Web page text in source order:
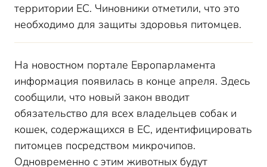
территории ЕС. Чиновники отметили, что это
необходимо для защиты здоровья питомцев.
На новостном портале Европарламента
информация появилась в конце апреля. Здесь
сообщили, что новый закон вводит
обязательство для всех владельцев собак и
кошек, содержащихся в ЕС, идентифицировать
питомцев посредством микрочипов.
Одновременно с этим животных будут